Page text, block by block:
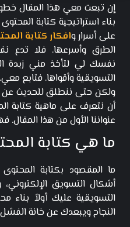
إن تبعت معي هذا المقال
بناء استراتيجية كتابة
على أسرار وافكار كتابة
الطرق وأسرعها. فلا تدع
نفسك لي لتأخذ مني زبدة
التسويقية وأقواها. فتابع معي.
ولكن حتى ننطلق للحديث عن
أن نتعرف على ماهية كتابة
عنواننا الأول من هذا المقال.
ما هي كتابة
ما المقصود بكتابة
أشكال التسويق
التسويقية عليك أولاً
النجاح ويبعدك عن خانة